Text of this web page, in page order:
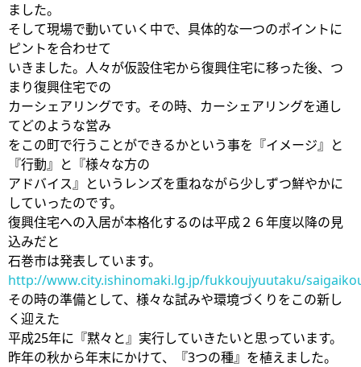
ました。
そして現場で動いていく中で、具体的な一つのポイントに
ピントを合わせて
いきました。人々が仮設住宅から復興住宅に移った後、つ
まり復興住宅での
カーシェアリングです。その時、カーシェアリングを通し
てどのような営み
をこの町で行うことができるかという事を『イメージ』と
『行動』と『様々な方の
アドバイス』というレンズを重ねながら少しずつ鮮やかに
していったのです。
復興住宅への入居が本格化するのは平成２６年度以降の見
込みだと
石巻市は発表しています。
http://www.city.ishinomaki.lg.jp/fukkoujyuutaku/
その時の準備として、様々な試みや環境づくりをこの新し
く迎えた
平成25年に『黙々と』実行していきたいと思っています。
昨年の秋から年末にかけて、『3つの種』を植えました。